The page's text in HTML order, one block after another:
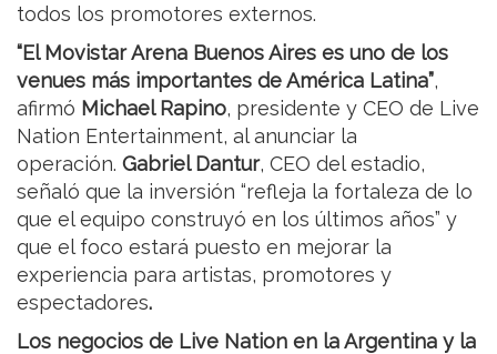
todos los promotores externos.
“El Movistar Arena Buenos Aires es uno de los
venues más importantes de América Latina”,
afirmó Michael Rapino, presidente y CEO de Live
Nation Entertainment, al anunciar la
operación. Gabriel Dantur, CEO del estadio,
señaló que la inversión “refleja la fortaleza de lo
que el equipo construyó en los últimos años” y
que el foco estará puesto en mejorar la
experiencia para artistas, promotores y
espectadores.
Los negocios de Live Nation en la Argentina y la